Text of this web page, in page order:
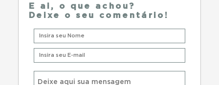
E ai, o que achou?
Deixe o seu comentário!